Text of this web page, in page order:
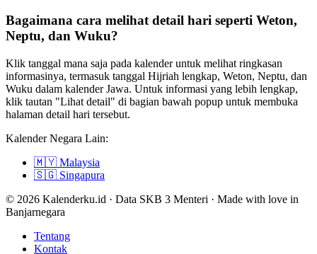
Bagaimana cara melihat detail hari seperti Weton,
Neptu, dan Wuku?
Klik tanggal mana saja pada kalender untuk melihat ringkasan
informasinya, termasuk tanggal Hijriah lengkap, Weton, Neptu, dan
Wuku dalam kalender Jawa. Untuk informasi yang lebih lengkap,
klik tautan "Lihat detail" di bagian bawah popup untuk membuka
halaman detail hari tersebut.
Kalender Negara Lain:
🇲🇾 Malaysia
🇸🇬 Singapura
© 2026 Kalenderku.id · Data SKB 3 Menteri · Made with love in
Banjarnegara
Tentang
Kontak